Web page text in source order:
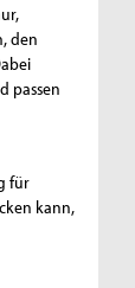
den
passen
für
kann,